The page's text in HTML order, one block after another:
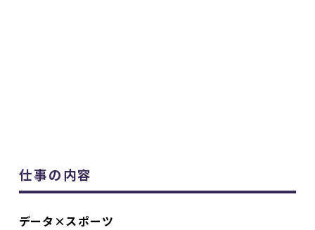
仕事の内容
データ×スポーツ